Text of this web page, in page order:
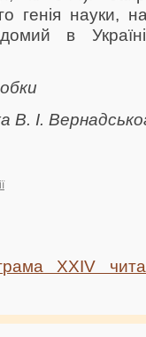
генія науки,
в
В. І.
ХХIV